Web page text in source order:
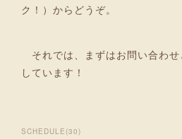
ク！）からどうぞ。
それでは、まずはお問い合わせ
しています！
SCHEDULE (30)